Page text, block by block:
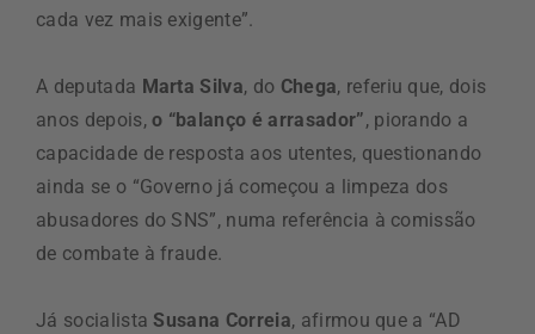
cada vez mais exigente”.
A deputada Marta Silva, do Chega, referiu que, dois
anos depois,o “balanço é arrasador”, piorando a
capacidade de resposta aos utentes, questionando
ainda se o “Governo já começou a limpeza dos
abusadores do SNS”, numa referência à comissão
de combate à fraude.
Já socialistaSusana Correia, afirmou que a “AD